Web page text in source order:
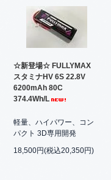
☆新登場☆ FULLYMAX
スタミナHV 6S 22.8V
6200mAh 80C
374.4Wh/L
軽量、ハイパワー、コン
パクト 3D専用開発
18,500円(税込20,350円)